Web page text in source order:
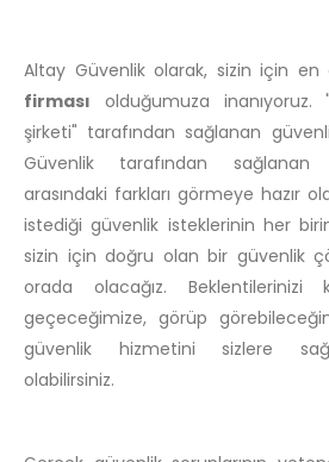
Altay Güvenlik olarak, sizin için en
firması olduğumuza inanıyoruz.
şirketi" tarafından sağlanan
Güvenlik tarafından sağlanan
arasındaki farkları görmeye hazır
istediği güvenlik isteklerinin her
sizin için doğru olan bir güvenlik
orada olacağız. Beklentilerinizi
geçeceğimize, görüp
güvenlik hizmetini sizlere
olabilirsiniz.